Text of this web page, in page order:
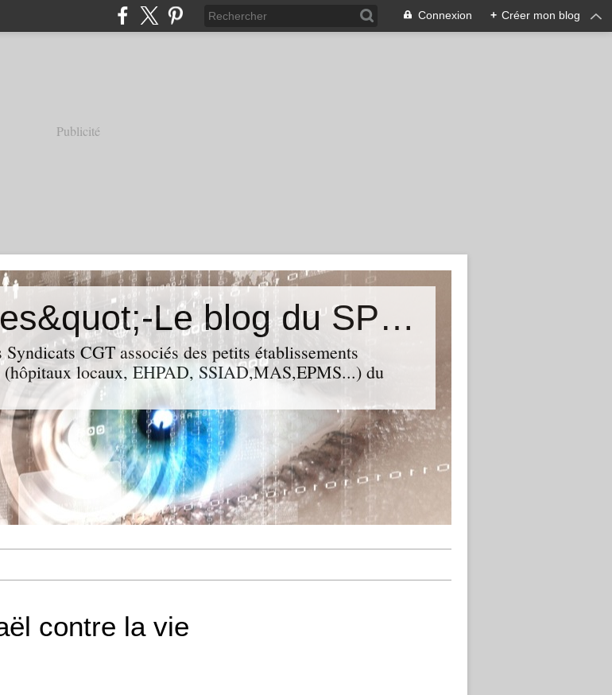
Connexion + Créer mon blog
Publicité
&quot;Résistances&quot;-Le blog du SPHAB/CGT (56-Guémené-sur-Scorff) et des Syndicats CGT associés des petits établissements sanitaires, sociaux et médico-sociaux du Morbihan qui résistent à la casse
CGT associés des petits établissements
(hôpitaux locaux, EHPAD, SSIAD,MAS,EPMS...) du
contre la vie